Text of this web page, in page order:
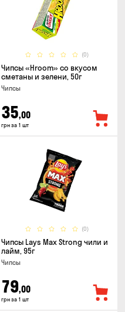
(0)
Чипсы «Hroom» со вкусом
сметаны и зелени, 50г
Чипсы
35,00
грн за 1 шт
(0)
Чипсы Lays Max Strong чили и
лайм, 95г
Чипсы
79,00
грн за 1 шт